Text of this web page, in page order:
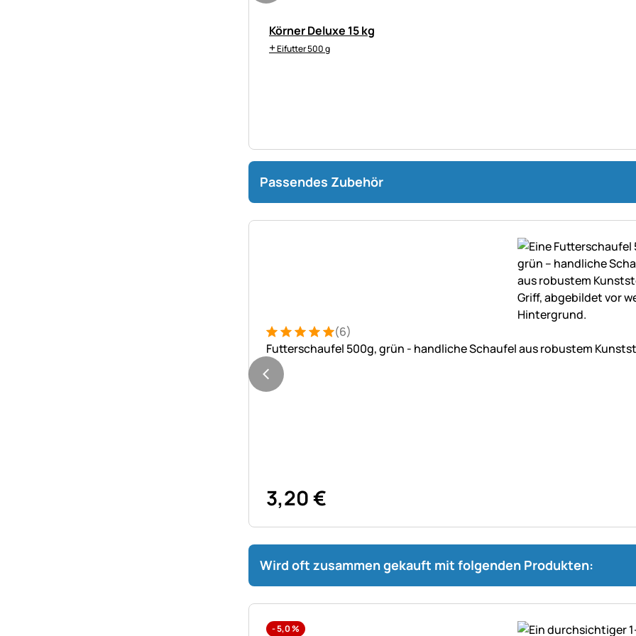
Körner Deluxe 15 kg
+Eifutter 500 g
Passendes Zubehör
Bewertung: 5 von 5 (6 Bewertungen)
6 Bewertungen
(6)
Futterschaufel 500g, grün - handliche Schaufel aus robustem
3,20€
Wird oft zusammen gekauft mit folgenden Produkten:
-5,0%